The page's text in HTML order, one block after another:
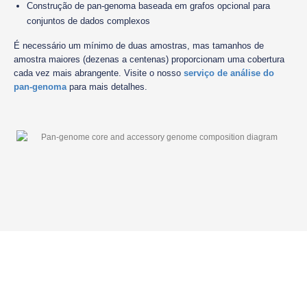
Construção de pan-genoma baseada em grafos opcional para
conjuntos de dados complexos
É necessário um mínimo de duas amostras, mas tamanhos de
amostra maiores (dezenas a centenas) proporcionam uma cobertura
cada vez mais abrangente. Visite o nosso serviço de análise do
pan-genomapara mais detalhes.